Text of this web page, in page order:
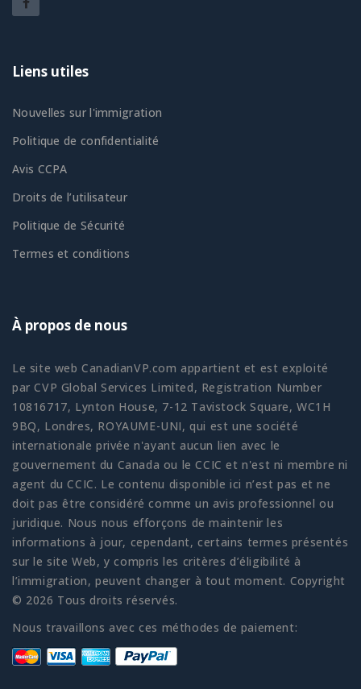
Liens utiles
Nouvelles sur l'immigration
Politique de confidentialité
Avis CCPA
Droits de l’utilisateur
Politique de Sécurité
Termes et conditions
À propos de nous
Le site web CanadianVP.com appartient et est exploité
par CVP Global Services Limited, Registration Number
10816717, Lynton House, 7-12 Tavistock Square, WC1H
9BQ, Londres, ROYAUME-UNI, qui est une société
internationale privée n'ayant aucun lien avec le
gouvernement du Canada ou le CCIC et n'est ni membre ni
agent du CCIC. Le contenu disponible ici n’est pas et ne
doit pas être considéré comme un avis professionnel ou
juridique. Nous nous efforçons de maintenir les
informations à jour, cependant, certains termes présentés
sur le site Web, y compris les critères d’éligibilité à
l’immigration, peuvent changer à tout moment. Copyright
© 2026 Tous droits réservés.
Nous travaillons avec ces méthodes de paiement: